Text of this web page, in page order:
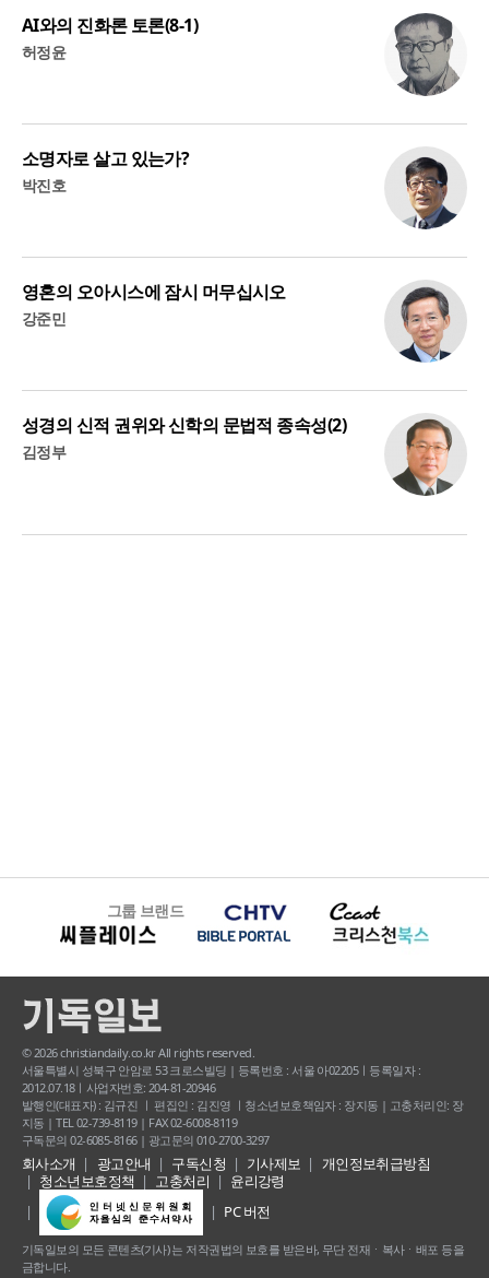
AI와의 진화론 토론(8-1)
허정윤
소명자로 살고 있는가?
박진호
영혼의 오아시스에 잠시 머무십시오
강준민
성경의 신적 권위와 신학의 문법적 종속성(2)
김정부
그룹 브랜드
© 2026 christiandaily.co.kr All rights reserved.
서울특별시 성북구 안암로 53 크로스빌딩 | 등록번호 : 서울 아02205ㅣ등록일자 :
2012.07.18ㅣ사업자번호: 204-81-20946
발행인(대표자) : 김규진 ㅣ 편집인 : 김진영 ㅣ청소년보호책임자 : 장지동 | 고충처리인: 장
지동 | TEL 02-739-8119 | FAX 02-6008-8119
구독문의 02-6085-8166 | 광고문의 010-2700-3297
회사소개 광고안내 구독신청 기사제보
개인정보취급방침
청소년보호정책
고충처리
윤리강령
PC 버전
기독일보의 모든 콘텐츠(기사) 는 저작권법의 보호를 받은바, 무단 전재ㆍ복사ㆍ배포 등을
금합니다.